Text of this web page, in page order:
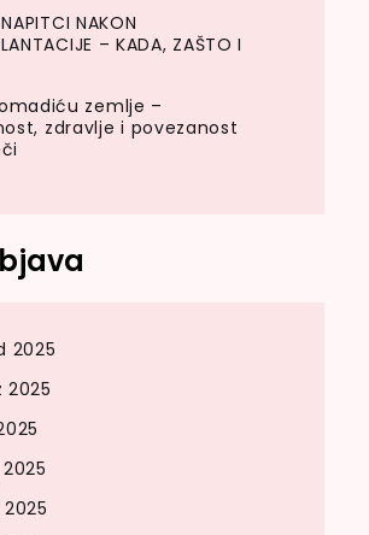
NAKON
– KADA, ZAŠTO I
zemlje –
zdravlje i povezanost
2025
2025